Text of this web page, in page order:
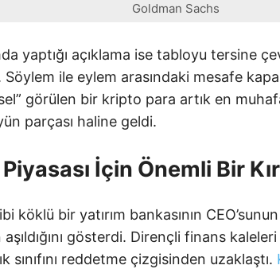
Goldman Sachs
yaptığı açıklama ise tabloyu tersine
ile eylem arasındaki mesafe
görülen bir kripto para artık en
parçası haline geldi.
İçin Önemli Bir
köklü bir yatırım bankasının
aşıldığını gösterdi. Dirençli finans
sınıfını reddetme çizgisinden uzaklaştı.